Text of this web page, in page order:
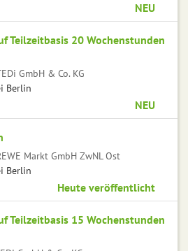
NEU
Teilzeitbasis 20 Wochenstunden
GmbH & Co. KG
Berlin
NEU
Markt GmbH ZwNL Ost
Berlin
Heute veröffentlicht
Teilzeitbasis 15 Wochenstunden